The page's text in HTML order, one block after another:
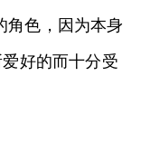
角色，因为本身
好的而十分受